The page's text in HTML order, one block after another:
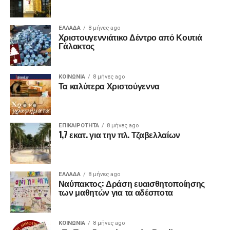
ΕΛΛΑΔΑ 8 μήνες ago
Χριστουγεννιάτικο Δέντρο από Κουτιά
Γάλακτος
ΚΟΙΝΩΝΙΑ 8 μήνες ago
Τα καλύτερα Χριστούγεννα
ΕΠΙΚΑΙΡΟΤΗΤΑ 8 μήνες ago
1,7 εκατ. για την πλ. Τζαβελλαίων
ΕΛΛΑΔΑ 8 μήνες ago
Ναύπακτος: Δράση ευαισθητοποίησης
των μαθητών για τα αδέσποτα
ΚΟΙΝΩΝΙΑ 8 μήνες ago